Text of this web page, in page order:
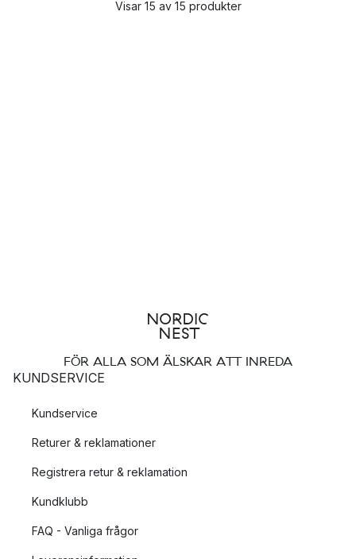
Visar 15 av 15 produkter
FÖR ALLA SOM ÄLSKAR ATT INREDA
KUNDSERVICE
Kundservice
Returer & reklamationer
Registrera retur & reklamation
Kundklubb
FAQ - Vanliga frågor